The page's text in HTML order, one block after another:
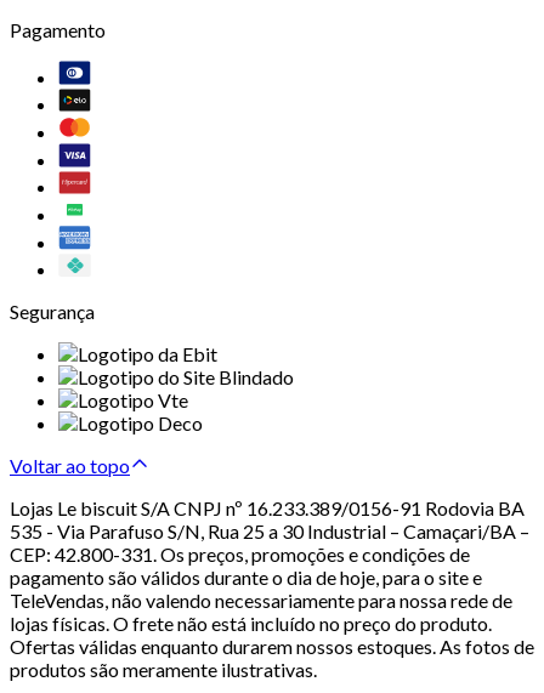
Pagamento
Segurança
Voltar ao topo
Lojas Le biscuit S/A CNPJ nº 16.233.389/0156-91 Rodovia BA
535 - Via Parafuso S/N, Rua 25 a 30 Industrial – Camaçari/BA –
CEP: 42.800-331. Os preços, promoções e condições de
pagamento são válidos durante o dia de hoje, para o site e
TeleVendas, não valendo necessariamente para nossa rede de
lojas físicas. O frete não está incluído no preço do produto.
Ofertas válidas enquanto durarem nossos estoques. As fotos de
produtos são meramente ilustrativas.